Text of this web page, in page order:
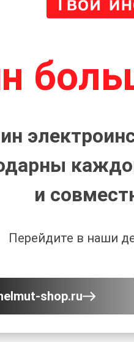
и
Перейдите в наши
shop.ru